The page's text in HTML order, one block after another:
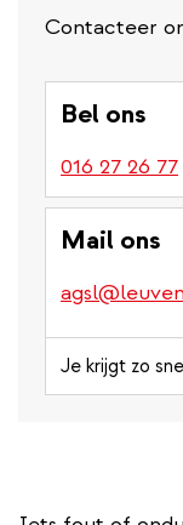
Contacteer
Bel ons
016 27 26 77
Mail ons
Je krijgt zo